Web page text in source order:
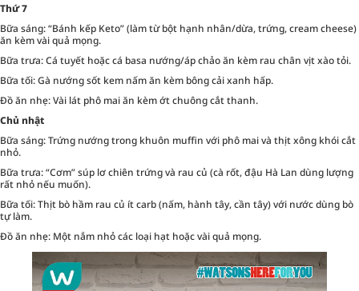
Thứ 7
Bữa sáng: “Bánh kếp Keto” (làm từ bột hạnh nhân/dừa, trứng, cream cheese)
ăn kèm vài quả mọng.
Bữa trưa: Cá tuyết hoặc cá basa nướng/áp chảo ăn kèm rau chân vịt xào tỏi.
Bữa tối: Gà nướng sốt kem nấm ăn kèm bông cải xanh hấp.
Đồ ăn nhẹ: Vài lát phô mai ăn kèm ớt chuông cắt thanh.
Chủ nhật
Bữa sáng: Trứng nướng trong khuôn muffin với phô mai và thịt xông khói cắt
nhỏ.
Bữa trưa: “Cơm” súp lơ chiên trứng và rau củ (cà rốt, đậu Hà Lan dùng lượng
rất nhỏ nếu muốn).
Bữa tối: Thịt bò hầm rau củ ít carb (nấm, hành tây, cần tây) với nước dùng bò
tự làm.
Đồ ăn nhẹ: Một nắm nhỏ các loại hạt hoặc vài quả mọng.